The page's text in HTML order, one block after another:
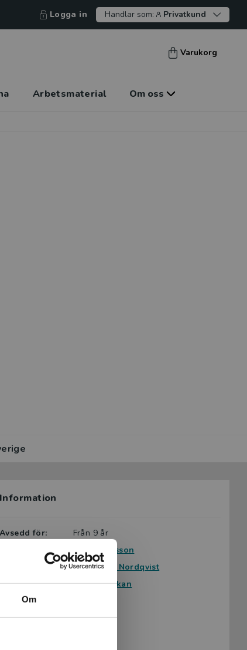
Om
Logga in Handlar som: Privatkund
Varukorg
Arbetsmaterial Om oss
Information
Avsedd för:
Från 9 år
Anna Hansson
Margareta Nordqvist
Serie:
Stallet Lyckan
Läsordning:
Ämnesområde:
Hästar